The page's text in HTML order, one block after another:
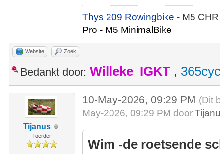
Thys 209 Rowingbike- M5
Pro - M5 MinimalBike
Website Zoek
Bedankt door: Willeke_IGKT ,
Tijanus
Toerder
10-May-2026, 09:29 PM (Dit
May-2026, 09:29 PM door
Wim -de roetsende